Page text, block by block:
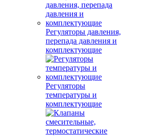
Регуляторы давления,
перепада давления и
комплектующие
Регуляторы
температуры и
комплектующие